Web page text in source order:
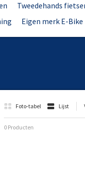
Tweedehands
Eigen merk E-
Foto-tabel Lijst
0 Producten